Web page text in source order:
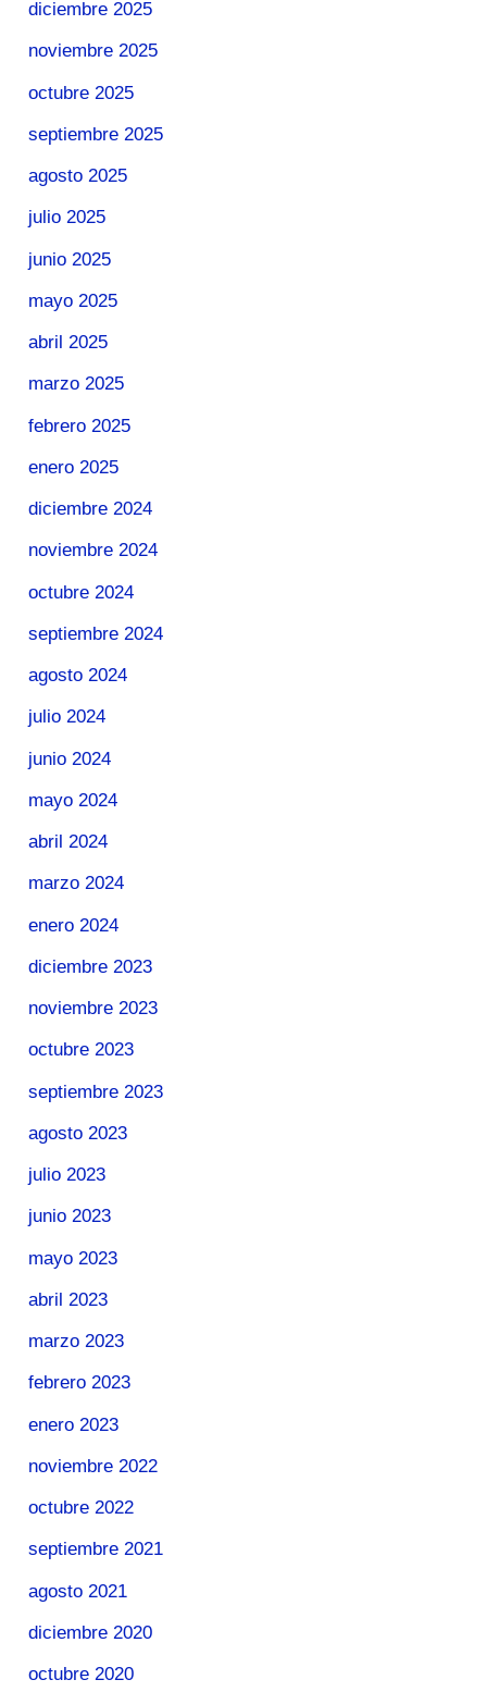
diciembre 2025
noviembre 2025
octubre 2025
septiembre 2025
agosto 2025
julio 2025
junio 2025
mayo 2025
abril 2025
marzo 2025
febrero 2025
enero 2025
diciembre 2024
noviembre 2024
octubre 2024
septiembre 2024
agosto 2024
julio 2024
junio 2024
mayo 2024
abril 2024
marzo 2024
enero 2024
diciembre 2023
noviembre 2023
octubre 2023
septiembre 2023
agosto 2023
julio 2023
junio 2023
mayo 2023
abril 2023
marzo 2023
febrero 2023
enero 2023
noviembre 2022
octubre 2022
septiembre 2021
agosto 2021
diciembre 2020
octubre 2020